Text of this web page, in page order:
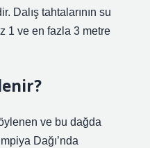
Dalış tahtalarının su
1 ve en fazla 3 metre
ve bu dağda
Dağı’nda